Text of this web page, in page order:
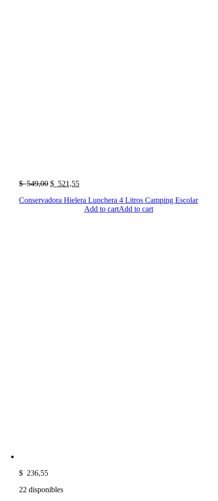
$549,00 El
original
$ 521,55El
actual
es:
Conservadora Hielera Lunchera 4 Litros Camping Escolar
Add to cartAdd to cart
$ 236,55
22 disponibles